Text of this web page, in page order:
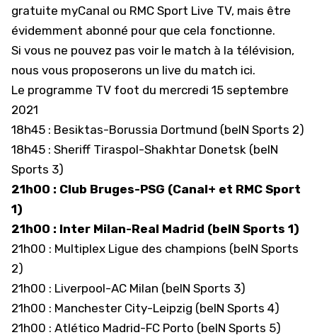
gratuite myCanal ou RMC Sport Live TV, mais être
évidemment abonné pour que cela fonctionne.
Si vous ne pouvez pas voir le match à la télévision,
nous vous proposerons un live du match ici.
Le programme TV foot du mercredi 15 septembre
2021
18h45 : Besiktas-Borussia Dortmund (beIN Sports 2)
18h45 : Sheriff Tiraspol-Shakhtar Donetsk (beIN
Sports 3)
21h00 : Club Bruges-PSG (Canal+ et RMC Sport
1)
21h00 : Inter Milan-Real Madrid (beIN Sports 1)
21h00 : Multiplex Ligue des champions (beIN Sports
2)
21h00 : Liverpool-AC Milan (beIN Sports 3)
21h00 : Manchester City-Leipzig (beIN Sports 4)
21h00 : Atlético Madrid-FC Porto (beIN Sports 5)